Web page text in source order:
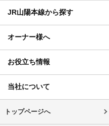
JR山陽本線から探す
オーナー様へ
お役立ち情報
当社について
トップページへ